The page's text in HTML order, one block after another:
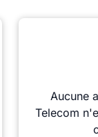
Aucune
Telecom